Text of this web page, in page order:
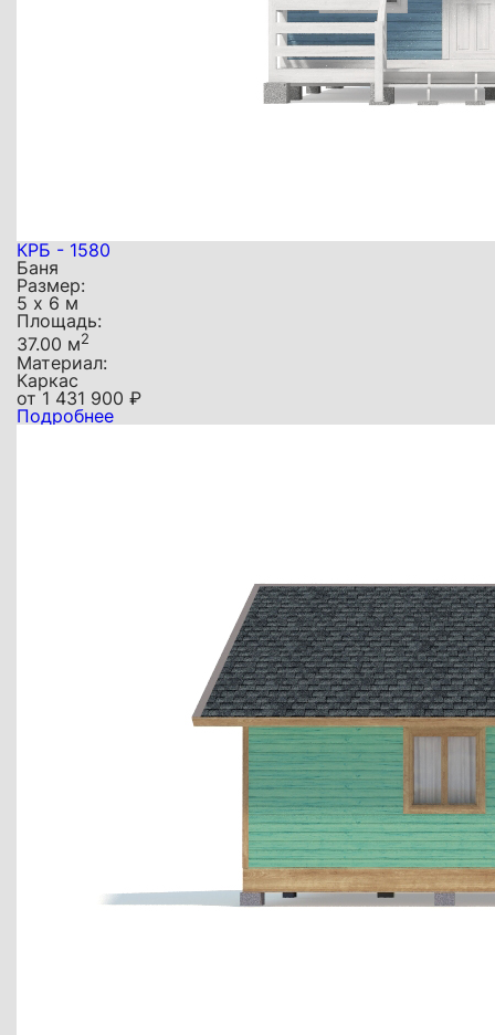
КРБ - 1580
Баня
Размер:
5 х 6 м
Площадь:
37.00 м2
Материал:
Каркас
от1 431 900 ₽
Подробнее